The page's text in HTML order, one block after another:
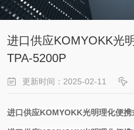
进口供应KOMYOKK光
TPA-5200P
更新时间：2025-02-11
进口供应KOMYOKK光明理化便